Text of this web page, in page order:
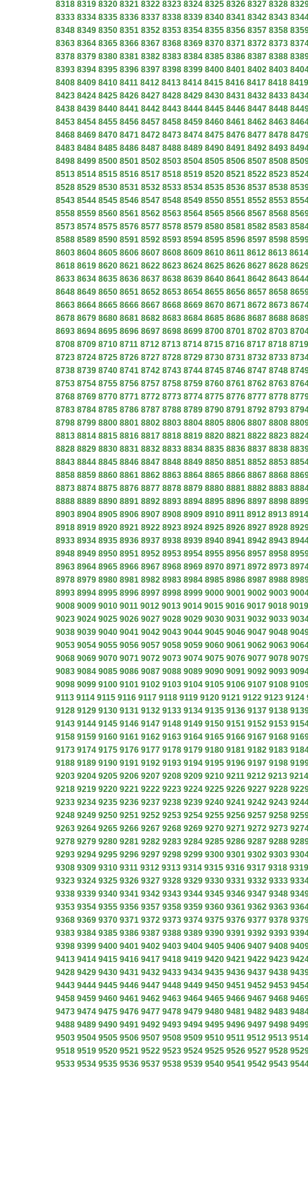
8318 8319 8320 8321 8322 8323 8324 8325 8326 8327 8328
8333 8334 8335 8336 8337 8338 8339 8340 8341 8342 8343
8348 8349 8350 8351 8352 8353 8354 8355 8356 8357 8358
8363 8364 8365 8366 8367 8368 8369 8370 8371 8372 8373
8378 8379 8380 8381 8382 8383 8384 8385 8386 8387 8388
8393 8394 8395 8396 8397 8398 8399 8400 8401 8402 8403
8408 8409 8410 8411 8412 8413 8414 8415 8416 8417 8418 8419
8423 8424 8425 8426 8427 8428 8429 8430 8431 8432 8433
8438 8439 8440 8441 8442 8443 8444 8445 8446 8447 8448
8453 8454 8455 8456 8457 8458 8459 8460 8461 8462 8463
8468 8469 8470 8471 8472 8473 8474 8475 8476 8477 8478
8483 8484 8485 8486 8487 8488 8489 8490 8491 8492 8493
8498 8499 8500 8501 8502 8503 8504 8505 8506 8507 8508
8513 8514 8515 8516 8517 8518 8519 8520 8521 8522 8523
8528 8529 8530 8531 8532 8533 8534 8535 8536 8537 8538
8543 8544 8545 8546 8547 8548 8549 8550 8551 8552 8553
8558 8559 8560 8561 8562 8563 8564 8565 8566 8567 8568
8573 8574 8575 8576 8577 8578 8579 8580 8581 8582 8583
8588 8589 8590 8591 8592 8593 8594 8595 8596 8597 8598
8603 8604 8605 8606 8607 8608 8609 8610 8611 8612 8613 8614
8618 8619 8620 8621 8622 8623 8624 8625 8626 8627 8628
8633 8634 8635 8636 8637 8638 8639 8640 8641 8642 8643
8648 8649 8650 8651 8652 8653 8654 8655 8656 8657 8658
8663 8664 8665 8666 8667 8668 8669 8670 8671 8672 8673
8678 8679 8680 8681 8682 8683 8684 8685 8686 8687 8688
8693 8694 8695 8696 8697 8698 8699 8700 8701 8702 8703
8708 8709 8710 8711 8712 8713 8714 8715 8716 8717 8718 8719
8723 8724 8725 8726 8727 8728 8729 8730 8731 8732 8733
8738 8739 8740 8741 8742 8743 8744 8745 8746 8747 8748
8753 8754 8755 8756 8757 8758 8759 8760 8761 8762 8763
8768 8769 8770 8771 8772 8773 8774 8775 8776 8777 8778
8783 8784 8785 8786 8787 8788 8789 8790 8791 8792 8793
8798 8799 8800 8801 8802 8803 8804 8805 8806 8807 8808
8813 8814 8815 8816 8817 8818 8819 8820 8821 8822 8823
8828 8829 8830 8831 8832 8833 8834 8835 8836 8837 8838
8843 8844 8845 8846 8847 8848 8849 8850 8851 8852 8853
8858 8859 8860 8861 8862 8863 8864 8865 8866 8867 8868
8873 8874 8875 8876 8877 8878 8879 8880 8881 8882 8883
8888 8889 8890 8891 8892 8893 8894 8895 8896 8897 8898
8903 8904 8905 8906 8907 8908 8909 8910 8911 8912 8913 8914
8918 8919 8920 8921 8922 8923 8924 8925 8926 8927 8928
8933 8934 8935 8936 8937 8938 8939 8940 8941 8942 8943
8948 8949 8950 8951 8952 8953 8954 8955 8956 8957 8958
8963 8964 8965 8966 8967 8968 8969 8970 8971 8972 8973
8978 8979 8980 8981 8982 8983 8984 8985 8986 8987 8988
8993 8994 8995 8996 8997 8998 8999 9000 9001 9002 9003
9008 9009 9010 9011 9012 9013 9014 9015 9016 9017 9018 9019
9023 9024 9025 9026 9027 9028 9029 9030 9031 9032 9033
9038 9039 9040 9041 9042 9043 9044 9045 9046 9047 9048
9053 9054 9055 9056 9057 9058 9059 9060 9061 9062 9063
9068 9069 9070 9071 9072 9073 9074 9075 9076 9077 9078
9083 9084 9085 9086 9087 9088 9089 9090 9091 9092 9093
9098 9099 9100 9101 9102 9103 9104 9105 9106 9107 9108
9113 9114 9115 9116 9117 9118 9119 9120 9121 9122 9123 9124
9128 9129 9130 9131 9132 9133 9134 9135 9136 9137 9138
9143 9144 9145 9146 9147 9148 9149 9150 9151 9152 9153
9158 9159 9160 9161 9162 9163 9164 9165 9166 9167 9168
9173 9174 9175 9176 9177 9178 9179 9180 9181 9182 9183
9188 9189 9190 9191 9192 9193 9194 9195 9196 9197 9198
9203 9204 9205 9206 9207 9208 9209 9210 9211 9212 9213 9214
9218 9219 9220 9221 9222 9223 9224 9225 9226 9227 9228
9233 9234 9235 9236 9237 9238 9239 9240 9241 9242 9243
9248 9249 9250 9251 9252 9253 9254 9255 9256 9257 9258
9263 9264 9265 9266 9267 9268 9269 9270 9271 9272 9273
9278 9279 9280 9281 9282 9283 9284 9285 9286 9287 9288
9293 9294 9295 9296 9297 9298 9299 9300 9301 9302 9303
9308 9309 9310 9311 9312 9313 9314 9315 9316 9317 9318 9319
9323 9324 9325 9326 9327 9328 9329 9330 9331 9332 9333
9338 9339 9340 9341 9342 9343 9344 9345 9346 9347 9348
9353 9354 9355 9356 9357 9358 9359 9360 9361 9362 9363
9368 9369 9370 9371 9372 9373 9374 9375 9376 9377 9378
9383 9384 9385 9386 9387 9388 9389 9390 9391 9392 9393
9398 9399 9400 9401 9402 9403 9404 9405 9406 9407 9408
9413 9414 9415 9416 9417 9418 9419 9420 9421 9422 9423
9428 9429 9430 9431 9432 9433 9434 9435 9436 9437 9438
9443 9444 9445 9446 9447 9448 9449 9450 9451 9452 9453
9458 9459 9460 9461 9462 9463 9464 9465 9466 9467 9468
9473 9474 9475 9476 9477 9478 9479 9480 9481 9482 9483
9488 9489 9490 9491 9492 9493 9494 9495 9496 9497 9498
9503 9504 9505 9506 9507 9508 9509 9510 9511 9512 9513 9514
9518 9519 9520 9521 9522 9523 9524 9525 9526 9527 9528
9533 9534 9535 9536 9537 9538 9539 9540 9541 9542 9543